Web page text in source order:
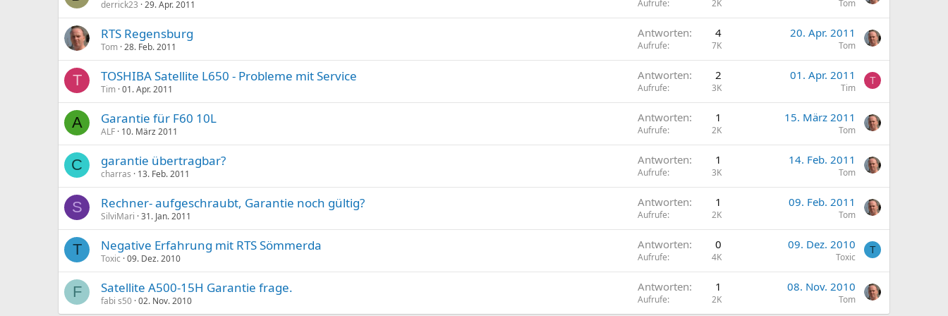
derrick23 29. Apr. 2011 Aufrufe 2K Tom
RTS Regensburg
Tom 28. Feb. 2011
Antworten 4
Aufrufe 7K
20. Apr. 2011
Tom
T TOSHIBA Satellite L650 - Probleme mit Service
Tim 01. Apr. 2011
Antworten 2
Aufrufe 3K
01. Apr. 2011
Tim
T
A Garantie für F60 10L
ALF 10. März 2011
Antworten 1
Aufrufe 2K
15. März 2011
Tom
C garantie übertragbar?
charras 13. Feb. 2011
Antworten 1
Aufrufe 3K
14. Feb. 2011
Tom
S Rechner- aufgeschraubt, Garantie noch gültig?
SilviMari 31. Jan. 2011
Antworten 1
Aufrufe 2K
09. Feb. 2011
Tom
T Negative Erfahrung mit RTS Sömmerda
Toxic 09. Dez. 2010
Antworten 0
Aufrufe 4K
09. Dez. 2010
Toxic
T
F Satellite A500-15H Garantie frage.
fabi s50 02. Nov. 2010
Antworten 1
Aufrufe 2K
08. Nov. 2010
Tom